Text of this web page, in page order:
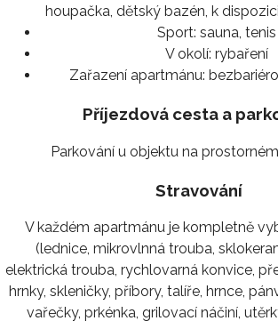
houpačka, dětský bazén, k
Sport: sauna, tenis
V okolí: rybaření
Zařazení apartmánu:
Příjezdová cesta a
Parkování u objektu na
Stravování
V každém apartmánu je kompletně
(lednice, mikrovlnná trouba,
elektrická trouba, rychlovarná konvice,
hrnky, skleničky, příbory, talíře, hrnce,
vařečky, prkénka, grilovací náčiní,